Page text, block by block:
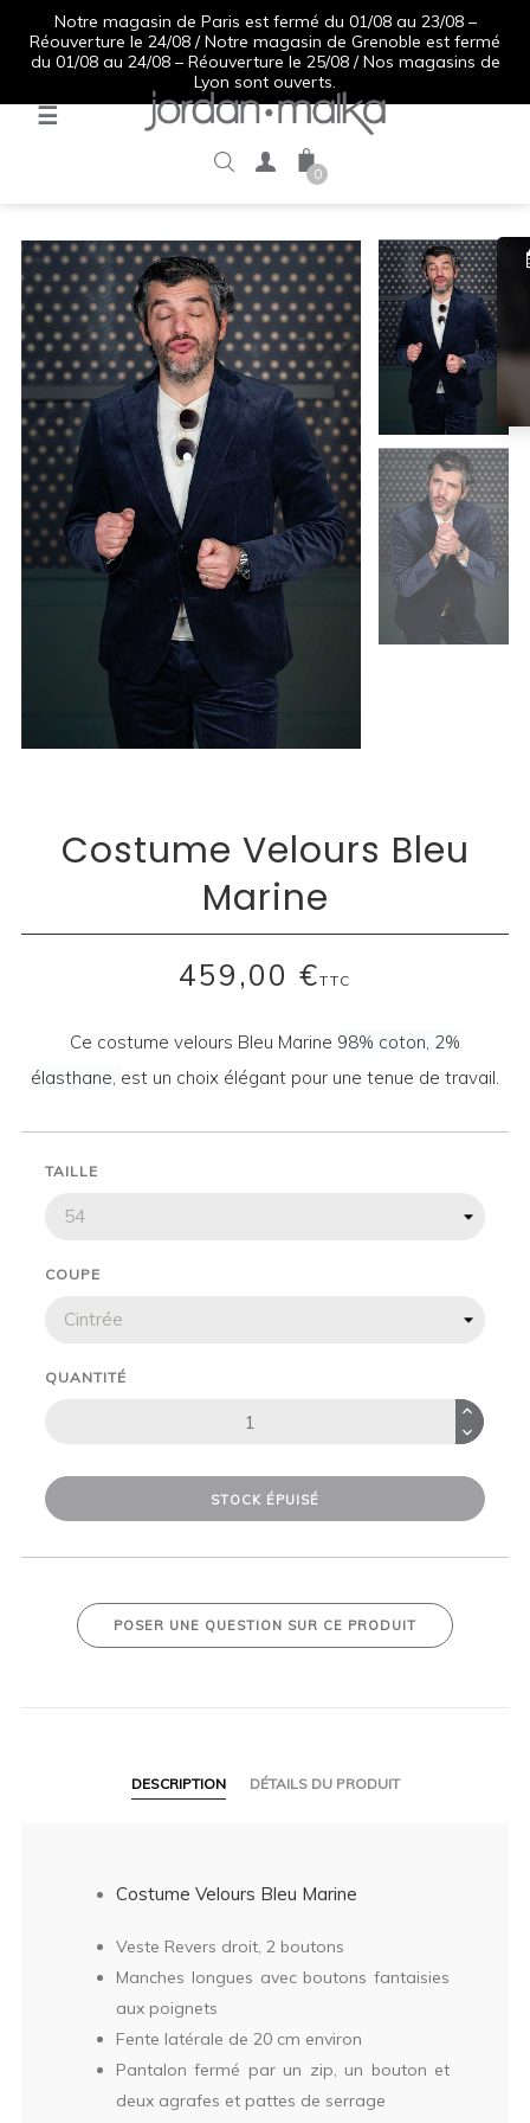
Notre magasin de Paris est fermé du 01/08 au 23/08 –
Réouverture le 24/08 / Notre magasin de Grenoble est fermé
du 01/08 au 24/08 – Réouverture le 25/08 / Nos magasins de
Lyon sont ouverts.
Basculer
☰
0
Costume Velours Bleu
Marine
459,00 €TTC
Ce costume velours Bleu Marine 98% coton, 2%
élasthane, est un choix élégant pour une tenue de travail.
TAILLE
COUPE
QUANTITÉ
STOCK ÉPUISÉ
POSER UNE QUESTION SUR CE PRODUIT
DESCRIPTION DÉTAILS DU PRODUIT
Costume Velours Bleu Marine
Veste Revers droit, 2 boutons
Manches longues avec boutons fantaisies
aux poignets
Fente latérale de 20 cm environ
Pantalon fermé par un zip, un bouton et
deux agrafes et pattes de serrage